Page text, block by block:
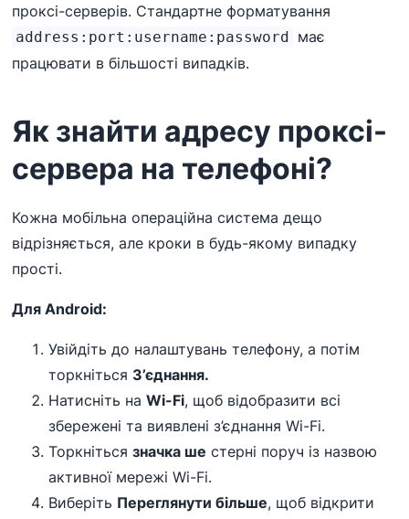
проксі-серверів. Стандартне форматування
address:port:username:password має
працювати в більшості випадків.
Як знайти адресу проксі-
сервера на телефоні?
Кожна мобільна операційна система дещо
відрізняється, але кроки в будь-якому випадку
прості.
Для Android:
Увійдіть до налаштувань телефону, а потім
торкніться З’єднання.
Натисніть наWi-Fi, щоб відобразити всі
збережені та виявлені з’єднання Wi-Fi.
Торкнітьсязначка ше стерні поруч із назвою
активної мережі Wi-Fi.
Виберіть Переглянути більше, щоб відкрити